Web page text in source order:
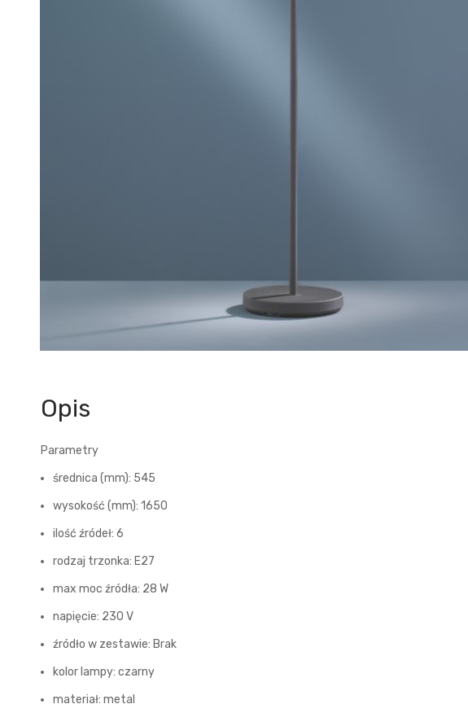
Opis
Parametry
średnica (mm): 545
wysokość (mm): 1650
ilość źródeł: 6
rodzaj trzonka: E27
max moc źródła: 28 W
napięcie: 230 V
źródło w zestawie: Brak
kolor lampy: czarny
materiał: metal